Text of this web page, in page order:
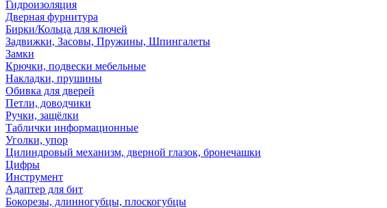
Гидроизоляция
Дверная фурнитура
Бирки/Кольца для ключей
Задвижки, Засовы, Пружины, Шпингалеты
Замки
Крючки, подвески мебельные
Накладки, прушины
Обивка для дверей
Петли, доводчики
Ручки, защёлки
Таблички информационные
Уголки, упор
Цилиндровый механизм, дверной глазок, бронечашки
Цифры
Инструмент
Адаптер для бит
Бокорезы, длинногубцы, плоскогубцы